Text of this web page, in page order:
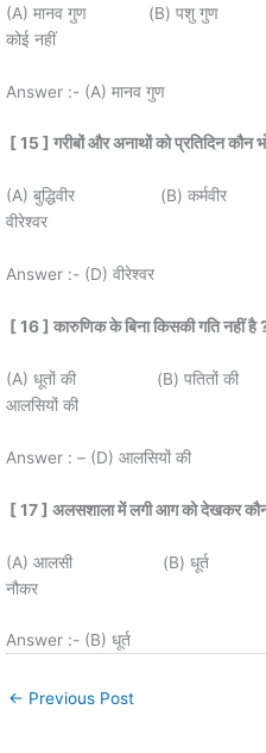
(A) मानव गुण (B) पशु गुण
कोई नहीं
Answer :- (A) मानव गुण
[ 15 ] गरीबों और अनाथों को प्रतिदिन कौन
(A) बुद्धिवीर (B)
वीरेश्वर
Answer :- (D) वीरेश्वर
[ 16 ] कारुणिक के बिना किसकी गति नहीं है
(A) धूतों की (B) पतितों
आलसियों की
Answer : – (D) आलसियों की
[ 17 ] अलसशाला में लगी आग को देखकर
(A) आलसी (B) धूर्त
नौकर
Answer :- (B) धूर्त
← Previous Post